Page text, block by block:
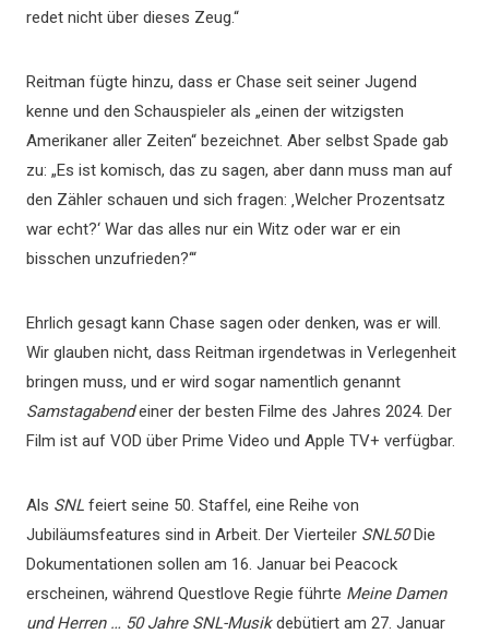
redet nicht über dieses Zeug.“
Reitman fügte hinzu, dass er Chase seit seiner Jugend
kenne und den Schauspieler als „einen der witzigsten
Amerikaner aller Zeiten“ bezeichnet. Aber selbst Spade gab
zu: „Es ist komisch, das zu sagen, aber dann muss man auf
den Zähler schauen und sich fragen: ‚Welcher Prozentsatz
war echt?‘ War das alles nur ein Witz oder war er ein
bisschen unzufrieden?‘“
Ehrlich gesagt kann Chase sagen oder denken, was er will.
Wir glauben nicht, dass Reitman irgendetwas in Verlegenheit
bringen muss, und er wird sogar namentlich genannt
Samstagabendeiner der besten Filme des Jahres 2024. Der
Film ist auf VOD über Prime Video und Apple TV+ verfügbar.
Als SNL feiert seine 50. Staffel, eine Reihe von
Jubiläumsfeatures sind in Arbeit. Der Vierteiler SNL50Die
Dokumentationen sollen am 16. Januar bei Peacock
erscheinen, während Questlove Regie führte Meine Damen
und Herren … 50 Jahre SNL-Musikdebütiert am 27. Januar